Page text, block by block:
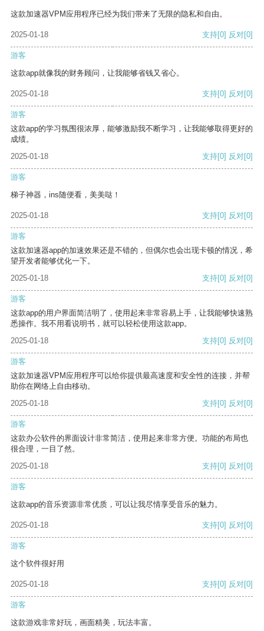
这款加速器VPM应用程序已经为我们带来了无限的隐私和自由。
2025-01-18 支持[0] 反对[0]
游客
这款app就像我的财务顾问，让我能够省钱又省心。
2025-01-18 支持[0] 反对[0]
游客
这款app的学习氛围很浓厚，能够激励我不断学习，让我能够取得更好的
成绩。
2025-01-18
支持[0] 反对[0]
游客
梯子神器，ins随便看，美美哒！
2025-01-18 支持[0] 反对[0]
游客
这款加速器app的加速效果还是不错的，但偶尔也会出现卡顿的情况，希
望开发者能够优化一下。
2025-01-18
支持[0] 反对[0]
游客
这款app的用户界面简洁明了，使用起来非常容易上手，让我能够快速熟
悉操作。我不用看说明书，就可以轻松使用这款app。
2025-01-18
支持[0] 反对[0]
游客
这款加速器VPM应用程序可以给你提供最高速度和安全性的连接，并帮
助你在网络上自由移动。
2025-01-18
支持[0] 反对[0]
游客
这款办公软件的界面设计非常简洁，使用起来非常方便。功能的布局也
很合理，一目了然。
2025-01-18
支持[0] 反对[0]
游客
这款app的音乐资源非常优质，可以让我尽情享受音乐的魅力。
2025-01-18 支持[0] 反对[0]
游客
这个软件很好用
2025-01-18 支持[0] 反对[0]
游客
这款游戏非常好玩，画面精美，玩法丰富。